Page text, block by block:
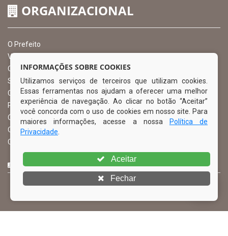
ORGANIZACIONAL
O Prefeito
Vice Prefeito
Ouvidoria Municipal
Serviço de Informação ao Cidadão – SIC
Chefe de Gabinete
Procuradoria Geral
Órgão de Controle Interno
Organograma
Comissão Permanente de Licitação – CPL
CURTA NOSSA FAN PAGE
INFORMAÇÕES SOBRE COOKIES
Utilizamos serviços de terceiros que utilizam cookies.
Essas ferramentas nos ajudam a oferecer uma melhor
experiência de navegação. Ao clicar no botão “Aceitar”
você concorda com o uso de cookies em nosso site. Para
maiores informações, acesse a nossa
Política de
Privacidade
Aceitar
Fechar